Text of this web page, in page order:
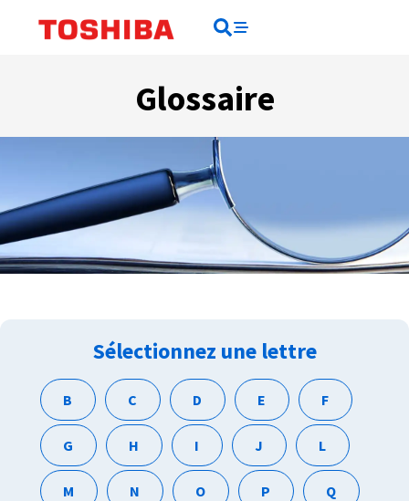
Glossaire
Sélectionnez une lettre
B C D E F
G H I J L
M N O P Q